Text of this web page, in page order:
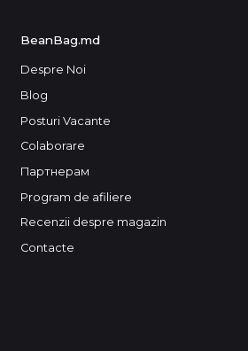
BeanBag.md
Despre Noi
Blog
Posturi Vacante
Colaborare
Партнерам
Program de afiliere
Recenzii despre magazin
Contacte